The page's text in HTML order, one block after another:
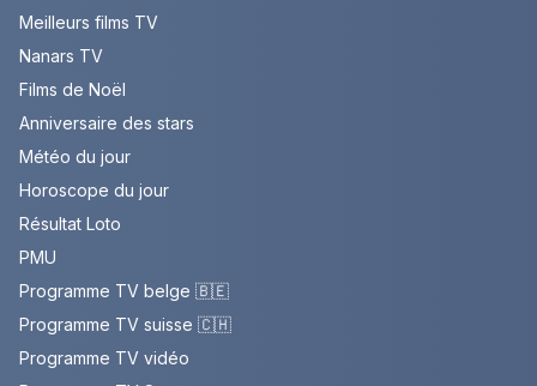
Meilleurs films TV
Nanars TV
Films de Noël
Anniversaire des stars
Météo du jour
Horoscope du jour
Résultat Loto
PMU
Programme TV belge 🇧🇪
Programme TV suisse 🇨🇭
Programme TV vidéo